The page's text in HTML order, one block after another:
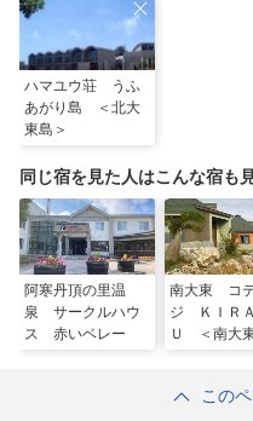
ハマユウ荘 うふ
あがり島 ＜北大
東島＞
同じ宿を見た人はこんな宿も
阿寒丹頂の里温
泉 サークルハウ
ス 赤いベレー
南大東 コ
ジ ＫＩＲ
Ｕ ＜南大
この